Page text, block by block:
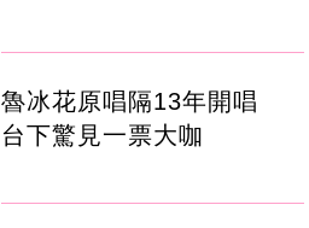
魯冰花原唱隔13年開唱
台下驚見一票大咖